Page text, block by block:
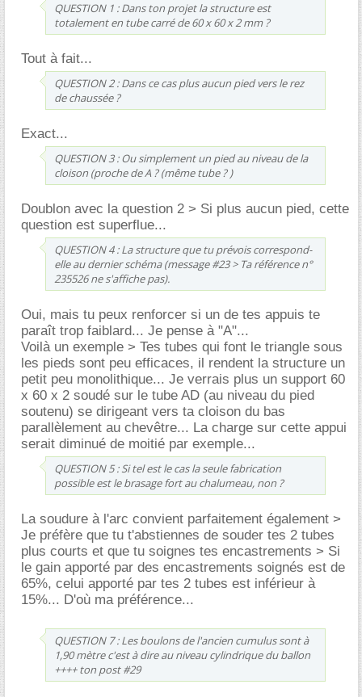
QUESTION 1 : Dans ton projet la structure est
totalement en tube carré de 60 x 60 x 2 mm ?
Tout à fait...
QUESTION 2 : Dans ce cas plus aucun pied vers le rez
de chaussée ?
Exact...
QUESTION 3 : Ou simplement un pied au niveau de la
cloison (proche de A ? (même tube ? )
Doublon avec la question 2 > Si plus aucun pied, cette
question est superflue...
QUESTION 4 : La structure que tu prévois correspond-
elle au dernier schéma (message #23 > Ta référence n°
235526 ne s'affiche pas).
Oui, mais tu peux renforcer si un de tes appuis te
paraît trop faiblard... Je pense à "A"...
Voilà un exemple > Tes tubes qui font le triangle sous
les pieds sont peu efficaces, il rendent la structure un
petit peu monolithique... Je verrais plus un support 60
x 60 x 2 soudé sur le tube AD (au niveau du pied
soutenu) se dirigeant vers ta cloison du bas
parallèlement au chevêtre... La charge sur cette appui
serait diminué de moitié par exemple...
QUESTION 5 : Si tel est le cas la seule fabrication
possible est le brasage fort au chalumeau, non ?
La soudure à l'arc convient parfaitement également >
Je préfère que tu t'abstiennes de souder tes 2 tubes
plus courts et que tu soignes tes encastrements > Si
le gain apporté par des encastrements soignés est de
65%, celui apporté par tes 2 tubes est inférieur à
15%... D'où ma préférence...
QUESTION 7 : Les boulons de l'ancien cumulus sont à
1,90 mètre c'est à dire au niveau cylindrique du ballon
++++ ton post #29